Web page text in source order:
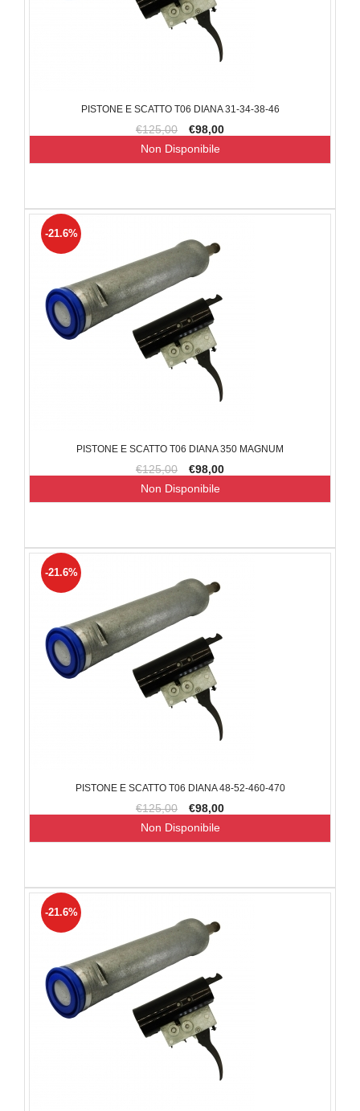
PISTONE E SCATTO T06 DIANA 31-34-38-46
€125,00
€98,00
Non Disponibile
PISTONE E SCATTO T06 DIANA 350 MAGNUM
€125,00 €98,00
-21.6%
Non Disponibile
PISTONE E SCATTO T06 DIANA 48-52-460-470
€125,00 €98,00
-21.6%
Non Disponibile
-21.6%